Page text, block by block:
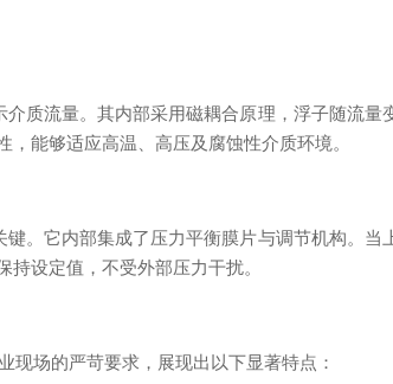
质流量。其内部采用磁耦合原理，浮子随流量
能够适应高温、高压及腐蚀性介质环境。
它内部集成了压力平衡膜片与调节机构。当
设定值，不受外部压力干扰。
场的严苛要求，展现出以下显著特点：